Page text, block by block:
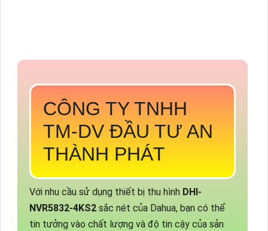
CÔNG TY TNHH
TM-DV ĐẦU TƯ AN
THÀNH PHÁT
Với nhu cầu sử dụng thiết bị thu hình DHI-
NVR5832-4KS2 sắc nét của Dahua, bạn có thể
tin tưởng vào chất lượng và độ tin cậy của sản